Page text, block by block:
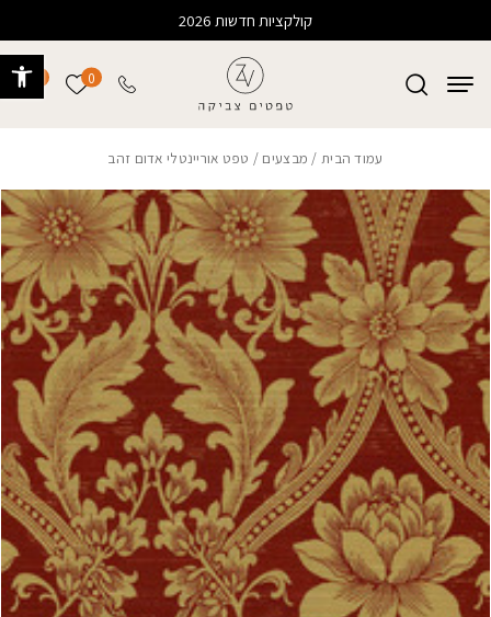
קולקציות חדשות 2026
0 הרשימה
עמוד הבית / מבצעים / טפט אוריינטלי אדום זהב